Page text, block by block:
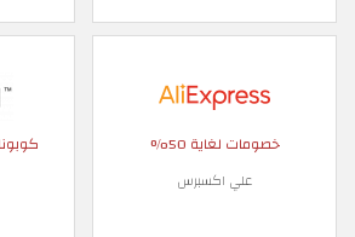
خصومات لغاية 50%
علي اكسبرس